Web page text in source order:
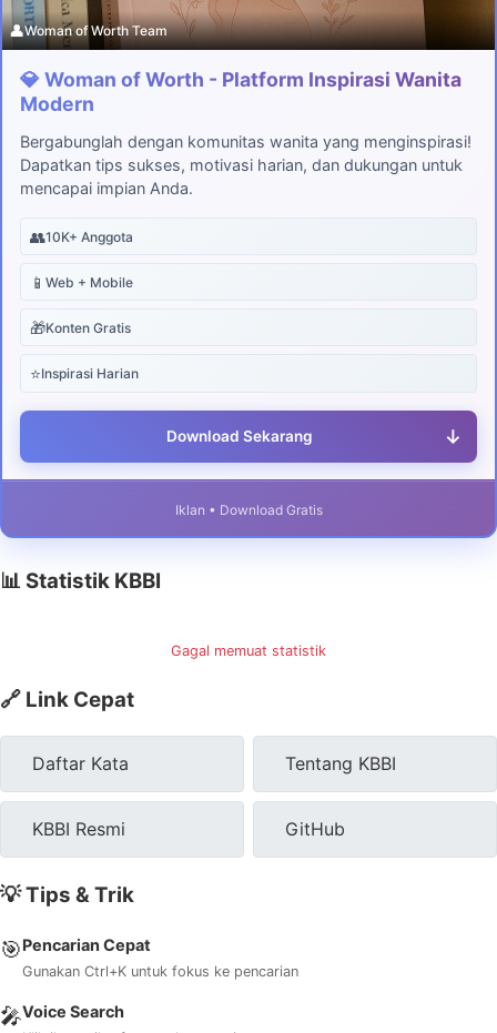
👤Woman of Worth Team
💎 Woman of Worth - Platform Inspirasi Wanita
Modern
Bergabunglah dengan komunitas wanita yang menginspirasi!
Dapatkan tips sukses, motivasi harian, dan dukungan untuk
mencapai impian Anda.
👥10K+ Anggota
📱 Web + Mobile
🎁Konten Gratis
⭐Inspirasi Harian
Download Sekarang ↓
Iklan • Download Gratis
📊 Statistik KBBI
Gagal memuat statistik
🔗 Link Cepat
Daftar Kata Tentang KBBI
KBBI Resmi GitHub
💡 Tips & Trik
🎯Pencarian Cepat
Gunakan Ctrl+K untuk fokus ke pencarian
🎤Voice Search